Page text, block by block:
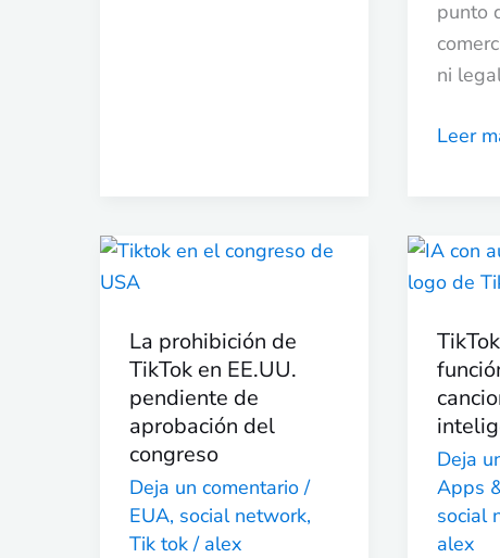
punto
ni
Leer
La prohibición de
TikTok en EE.UU.
pendiente de
aprobación del
congreso
Deja un comentario /
EUA, social network,
Tik tok/ alex
La
prohibición
TikTok
en
EE.UU.
pendiente
de
aprobación
del
Deja
Apps
social
alex
TikTok
prueba
función
que
crea
con
artificial